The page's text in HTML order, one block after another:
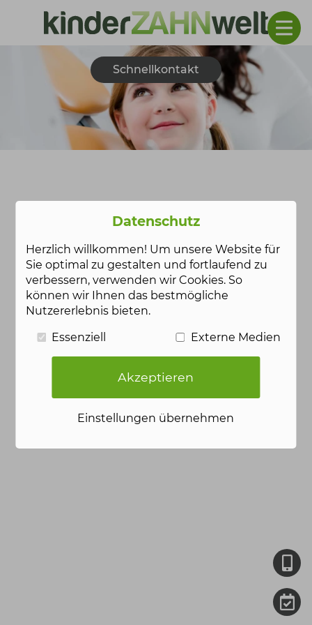
Schnellkontakt
Datenschutz
Herzlich willkommen! Um unsere Website für
Sie optimal zu gestalten und fortlaufend zu
verbessern, verwenden wir Cookies. So
können wir Ihnen das bestmögliche
Nutzererlebnis bieten.
Essenziell
Externe Medien
Akzeptieren
Einstellungen übernehmen